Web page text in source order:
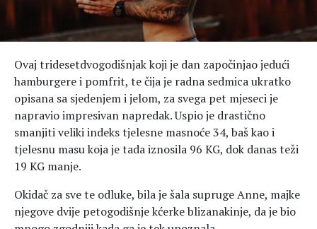
Ovaj tridesetdvogodišnjak koji je dan započinjao jedući
hamburgere i pomfrit, te čija je radna sedmica ukratko
opisana sa sjedenjem i jelom, za svega pet mjeseci je
napravio impresivan napredak. Uspio je drastično
smanjiti veliki indeks tjelesne masnoće 34, baš kao i
tjelesnu masu koja je tada iznosila 96 KG, dok danas teži
19 KG manje.
Okidač za sve te odluke, bila je šala supruge Anne, majke
njegove dvije petogodišnje kćerke blizanakinje, da je bio